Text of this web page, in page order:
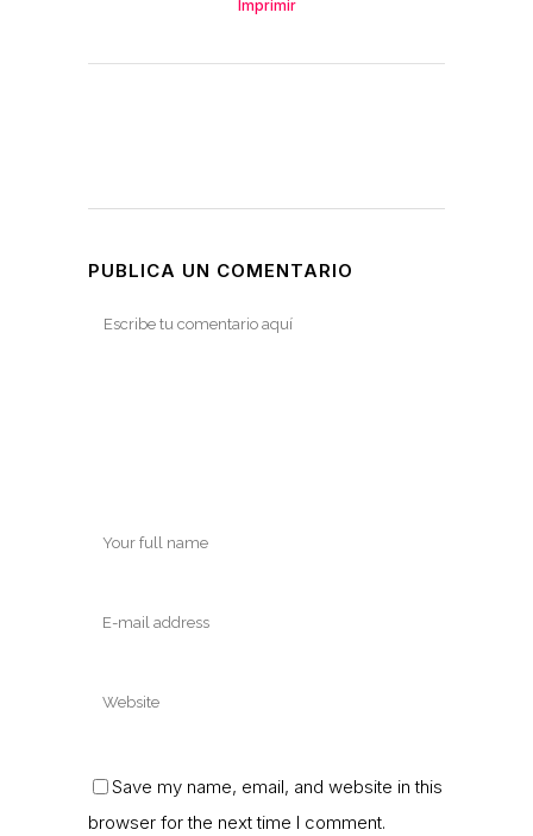
Imprimir
PUBLICA UN COMENTARIO
Save my name, email, and website in this
browser for the next time I comment.